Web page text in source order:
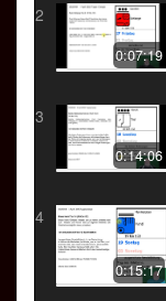
2
0:07:19
3
0:14:06
4
0:15:17